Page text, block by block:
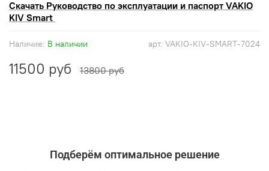
арт. VAKIO-KIV-SMART-7024
Наличие: В наличии
11500 руб 13800 руб
Скачать Руководство по эксплуатации и паспорт VAKIO
KIV Smart
Подберём оптимальное решение